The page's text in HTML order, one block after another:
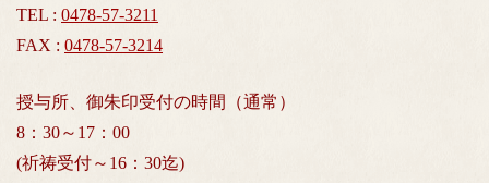
TEL : 0478-57-3211
FAX : 0478-57-3214
授与所、御朱印受付の時間（通常）
8：30～17：00
(祈祷受付～16：30迄)